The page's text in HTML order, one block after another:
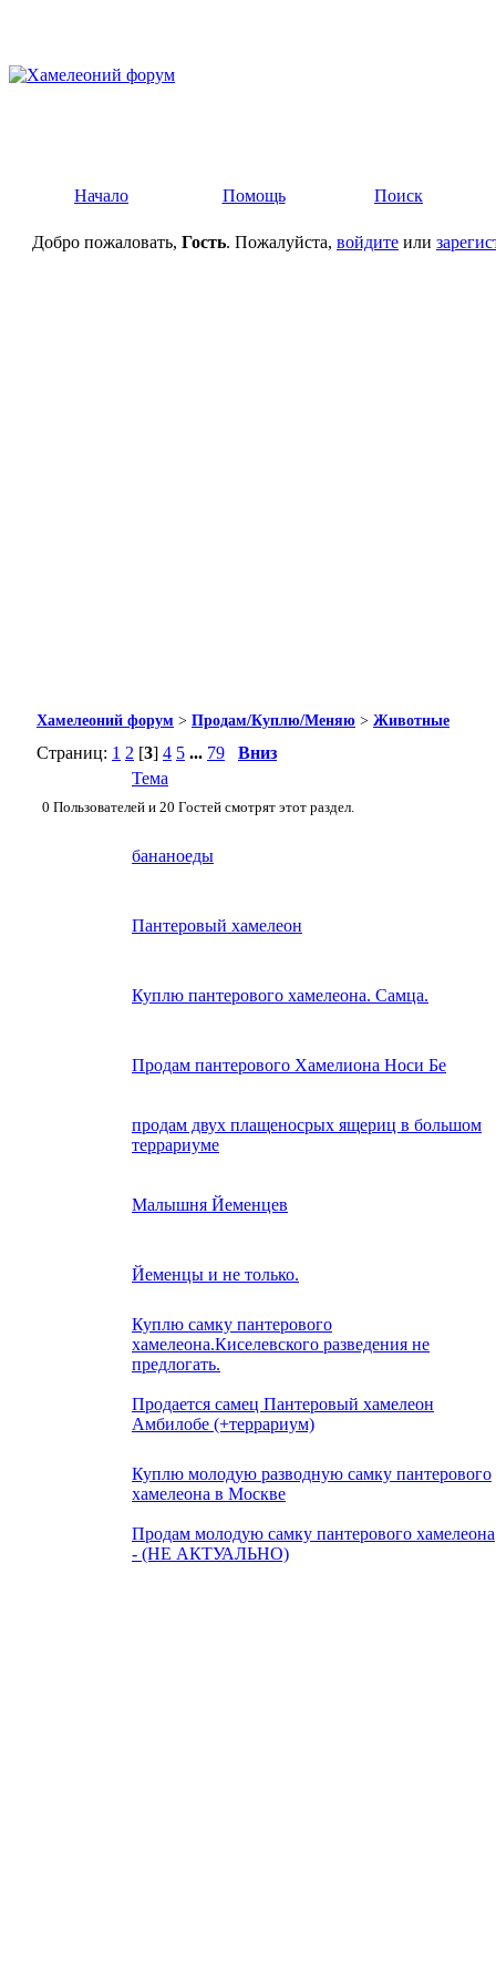
Начало Помощь Поиск
Добро пожаловать, Гость. Пожалуйста, войдите или
Хамелеоний форум > Продам/Куплю/Меняю > Животные
Страниц: 1 2 [3] 4 5 ... 79
Вниз
Тема
0 Пользователей и 20 Гостей смотрят этот раздел.
бананоеды
Пантеровый хамелеон
Куплю пантерового хамелеона. Самца.
Продам пантерового Хамелиона Носи Бе
продам двух плащеносрых ящериц в большом
террариуме
Малышня Йеменцев
Йеменцы и не только.
Куплю самку пантерового
хамелеона.Киселевского разведения не
предлогать.
Продается самец Пантеровый хамелеон
Амбилобе (+террариум)
Куплю молодую разводную самку пантерового
хамелеона в Москве
Продам молодую самку пантерового хамелеона
- (НЕ АКТУАЛЬНО)